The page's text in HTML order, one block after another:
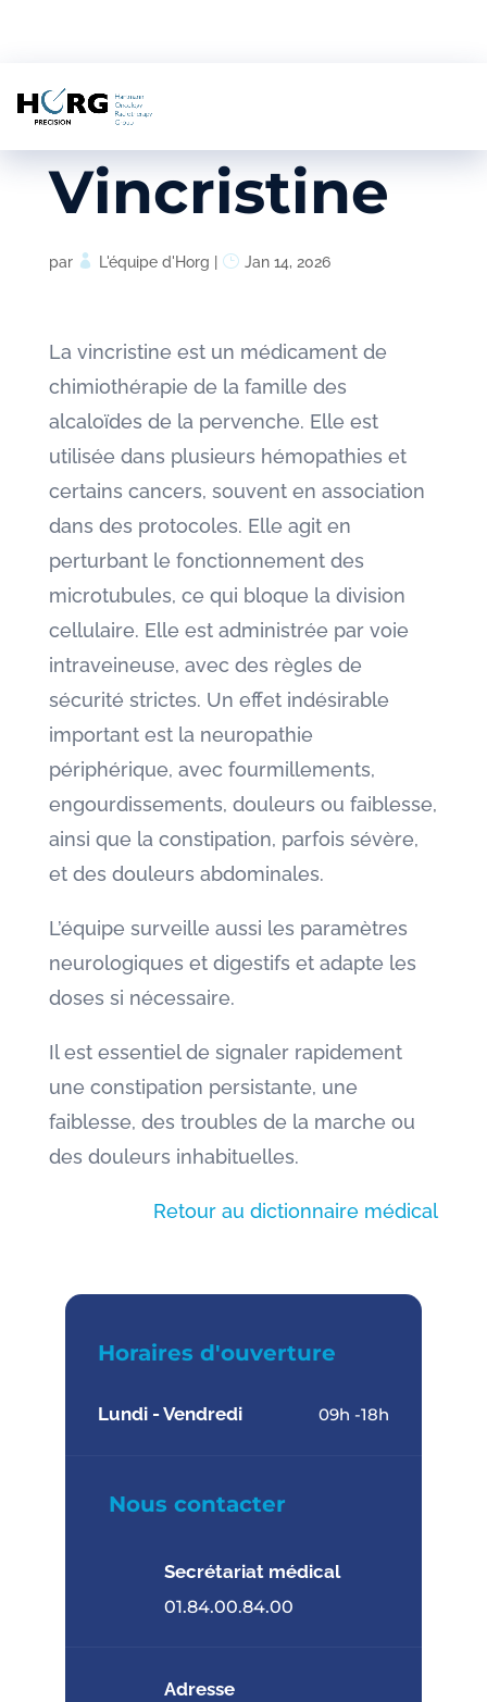
Vincristine
par L'équipe d'Horg Jan 14, 2026
La vincristine est un médicament de
chimiothérapie de la famille des
alcaloïdes de la pervenche. Elle est
utilisée dans plusieurs hémopathies et
certains cancers, souvent en association
dans des protocoles. Elle agit en
perturbant le fonctionnement des
microtubules, ce qui bloque la division
cellulaire. Elle est administrée par voie
intraveineuse, avec des règles de
sécurité strictes. Un effet indésirable
important est la neuropathie
périphérique, avec fourmillements,
engourdissements, douleurs ou faiblesse,
ainsi que la constipation, parfois sévère,
et des douleurs abdominales.
L’équipe surveille aussi les paramètres
neurologiques et digestifs et adapte les
doses si nécessaire.
Il est essentiel de signaler rapidement
une constipation persistante, une
faiblesse, des troubles de la marche ou
des douleurs inhabituelles.
Retour au dictionnaire médical
Horaires d'ouverture
Lundi - Vendredi 09h -18h
Nous contacter
Secrétariat médical
01.84.00.84.00
Adresse